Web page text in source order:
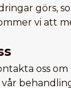
görs,
vi att
oss